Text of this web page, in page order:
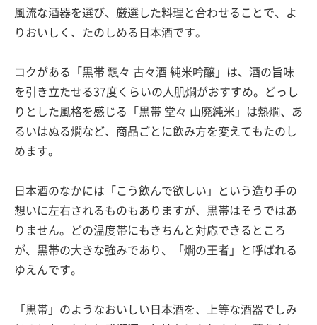
風流な酒器を選び、厳選した料理と合わせることで、よ
りおいしく、たのしめる日本酒です。
コクがある「黒帯 飄々 古々酒 純米吟醸」は、酒の旨味
を引き立たせる37度くらいの人肌燗がおすすめ。どっし
りとした風格を感じる「黒帯 堂々 山廃純米」は熱燗、あ
るいはぬる燗など、商品ごとに飲み方を変えてもたのし
めます。
日本酒のなかには「こう飲んで欲しい」という造り手の
想いに左右されるものもありますが、黒帯はそうではあ
りません。どの温度帯にもきちんと対応できるところ
が、黒帯の大きな強みであり、「燗の王者」と呼ばれる
ゆえんです。
「黒帯」のようなおいしい日本酒を、上等な酒器でしみ